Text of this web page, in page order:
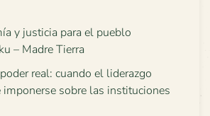
y justicia para el pueblo
– Madre Tierra
real: cuando el liderazgo
imponerse sobre las instituciones